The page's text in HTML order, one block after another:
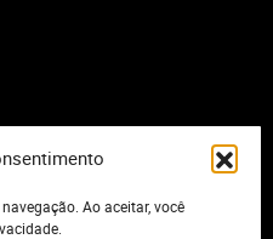
Ao aceitar, você
os direitos reservados.